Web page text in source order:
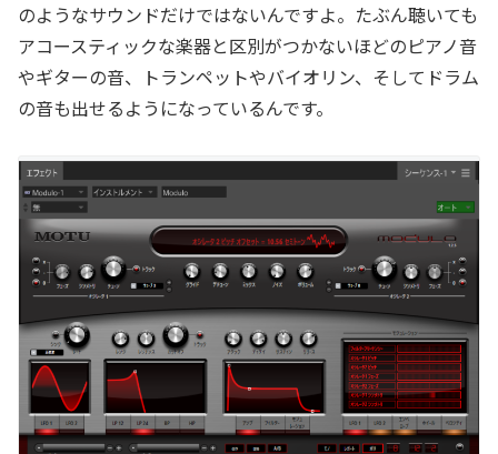
のようなサウンドだけではないんですよ。たぶん聴いても
アコースティックな楽器と区別がつかないほどのピアノ音
やギターの音、トランペットやバイオリン、そしてドラム
の音も出せるようになっているんです。